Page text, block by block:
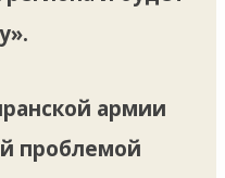
армии
проблемой